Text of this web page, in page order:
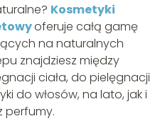
Kosmetyki
oferuje całą gamę
na naturalnych
znajdziesz między
ciała, do pielęgnacji
do włosów, na lato, jak i
perfumy.